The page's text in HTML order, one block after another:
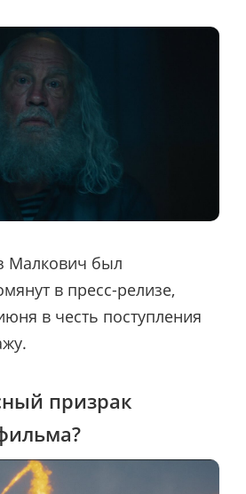
Малкович был
в пресс-релизе,
в честь поступления
призрак